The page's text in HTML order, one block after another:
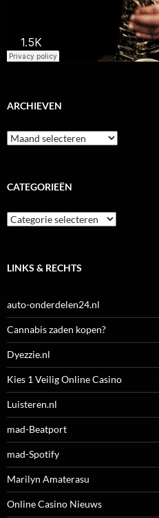
ARCHIEVEN
Archieven
CATEGORIEËN
Categorieën
LINKS & RECHTS
auto-onderdelen24.nl
Cannabis zaden kopen?
Dyezzie.nl
Kies 1 Veilig Online Casino
Luisteren.nl
mad-Beatport
mad-Spotify
Marilyn Amaterasu
Online Casino Nieuws